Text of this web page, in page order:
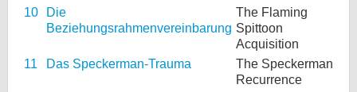
10
Die
Beziehungsrahmenvereinbarung
The Flaming
Spittoon
Acquisition
11
Das Speckerman-Trauma
The Speckerman
Recurrence